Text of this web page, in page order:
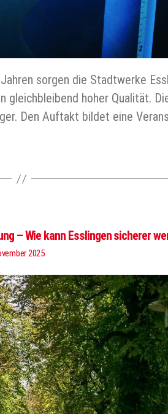
sorgen die Stadtwerke
hoher Qualität.
Den Auftakt bildet eine
– Wie kann Esslingen sicherer
2025